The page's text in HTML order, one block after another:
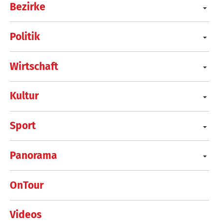
Bezirke
Politik
Wirtschaft
Kultur
Sport
Panorama
OnTour
Videos